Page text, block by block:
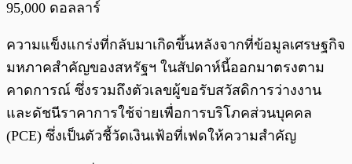
95,000 ดอลลาร์
ความแข็งแกร่งที่กลับมาเกิดขึ้นหลังจากที่ข้อมูลเศรษฐกิจ
มหภาคสำคัญของสหรัฐฯ ในสัปดาห์นี้ออกมาตรงตาม
คาดการณ์ ซึ่งรวมถึงตัวเลขผู้ขอรับสวัสดิการว่างงาน
และดัชนีราคาการใช้จ่ายเพื่อการบริโภคส่วนบุคคล
(PCE) ซึ่งเป็นตัวชี้วัดเงินเฟ้อที่เฟดให้ความสำคัญ